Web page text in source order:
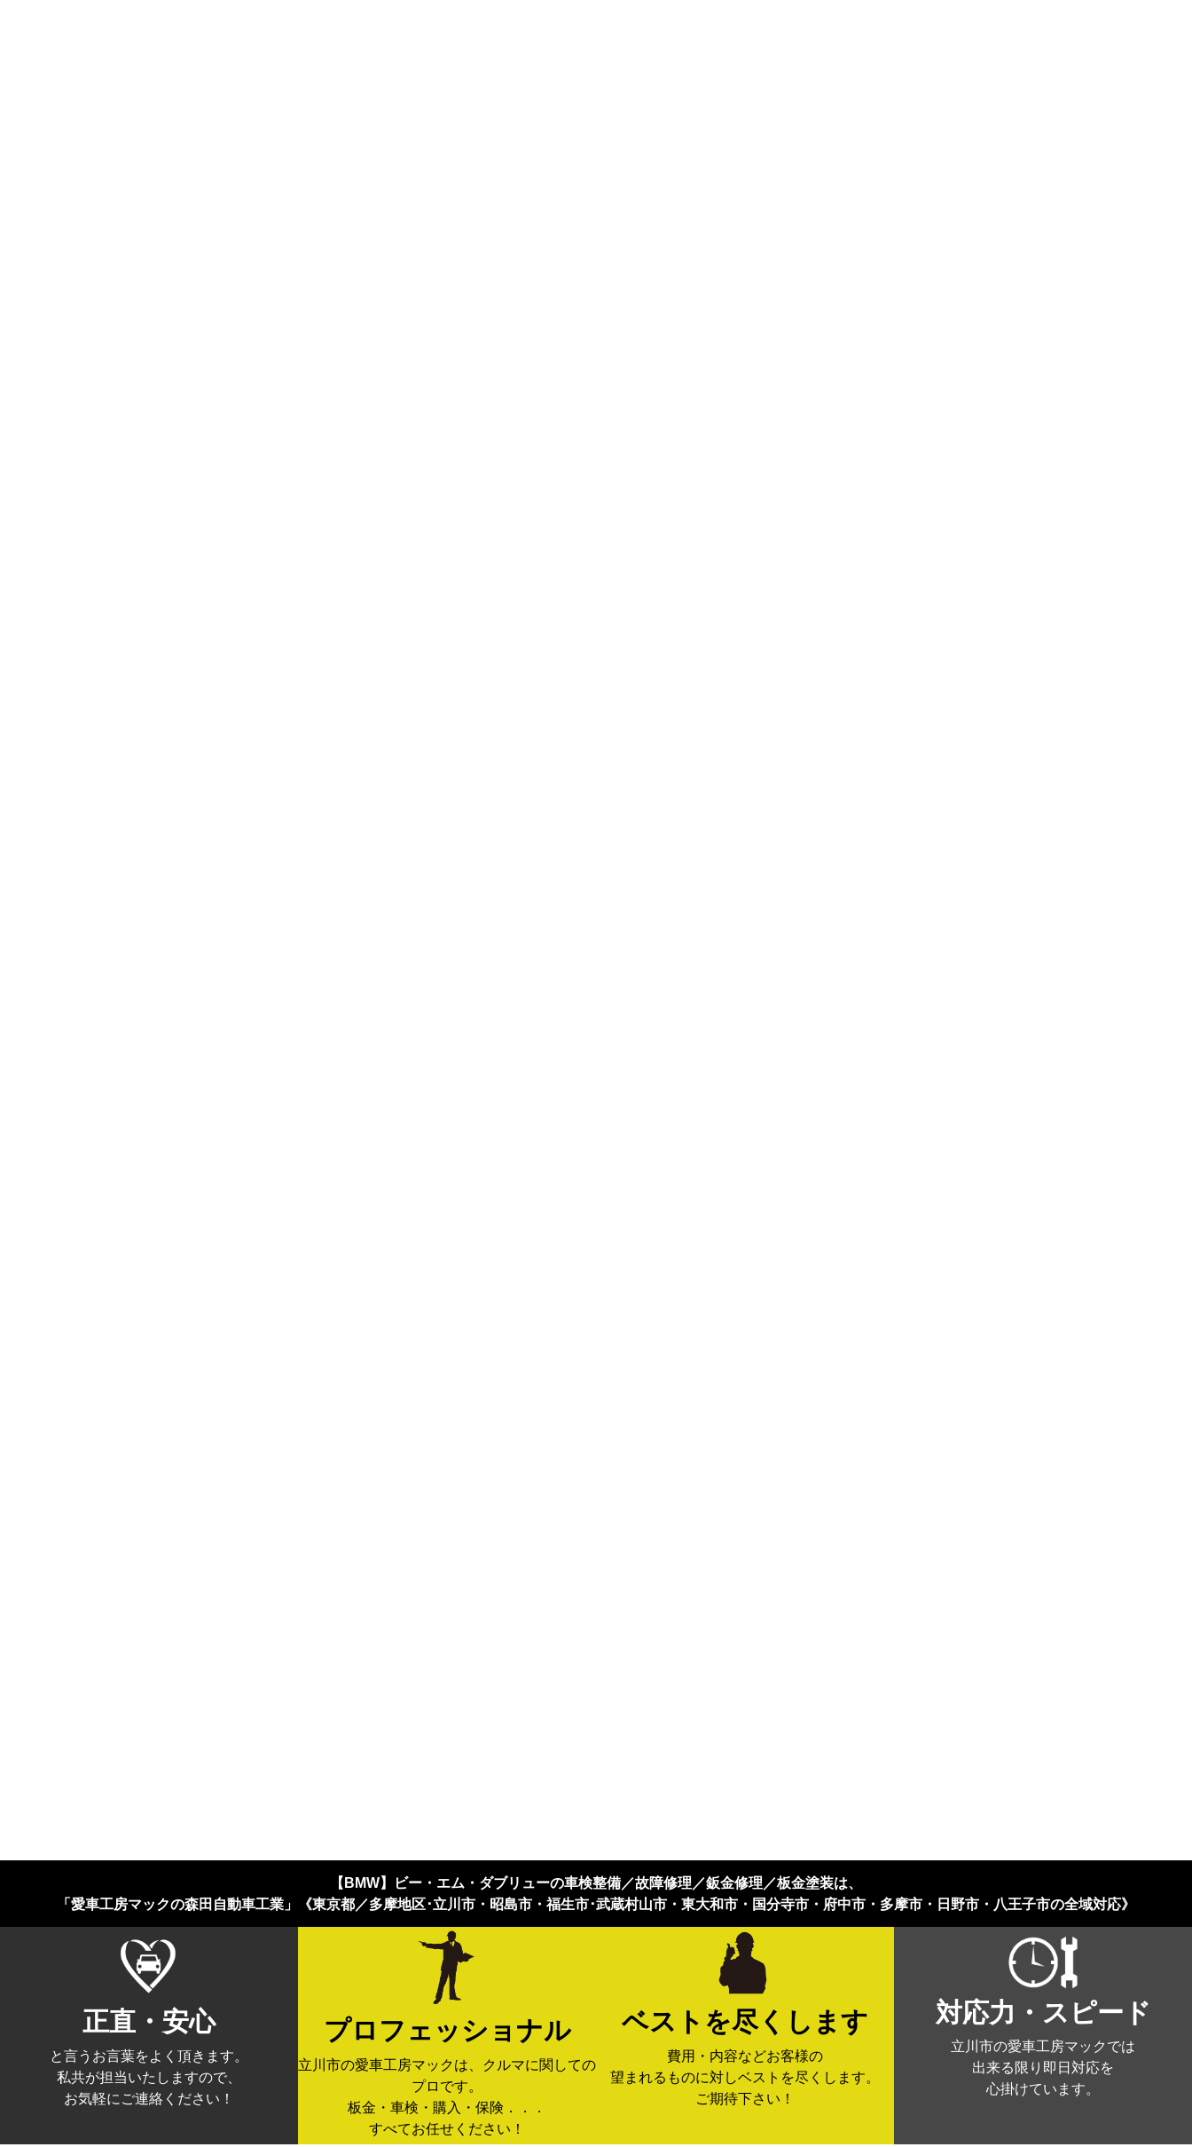
【BMW】ビー・エム・ダブリューの車検整備／故障修理／鈑金修理／板金塗装は、
「愛車工房マックの森田自動車工業」《東京都／多摩地区･立川市・昭島市・福生市･武蔵村山市・東大和市・国分寺市・府中市・多摩市・日野市・八王子市の全域対応》
正直・安心
と言うお言葉をよく頂きます。
私共が担当いたしますので、
お気軽にご連絡ください！
プロフェッショナル
立川市の愛車工房マックは、クルマに関しての
プロです。
板金・車検・購入・保険．．．
すべてお任せください！
ベストを尽くします
費用・内容などお客様の
望まれるものに対しベストを尽くします。
ご期待下さい！
対応力・スピード
立川市の愛車工房マックでは
出来る限り即日対応を
心掛けています。